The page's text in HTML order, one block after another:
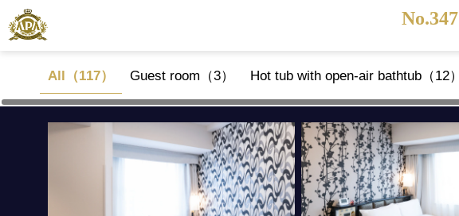
No.347
All（117） Guest room（3） Hot tub with open-air bathtub（12）